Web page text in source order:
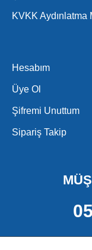
KVKK Aydınlatma
Hesabım
Üye Ol
Şifremi Unuttum
Sipariş Takip